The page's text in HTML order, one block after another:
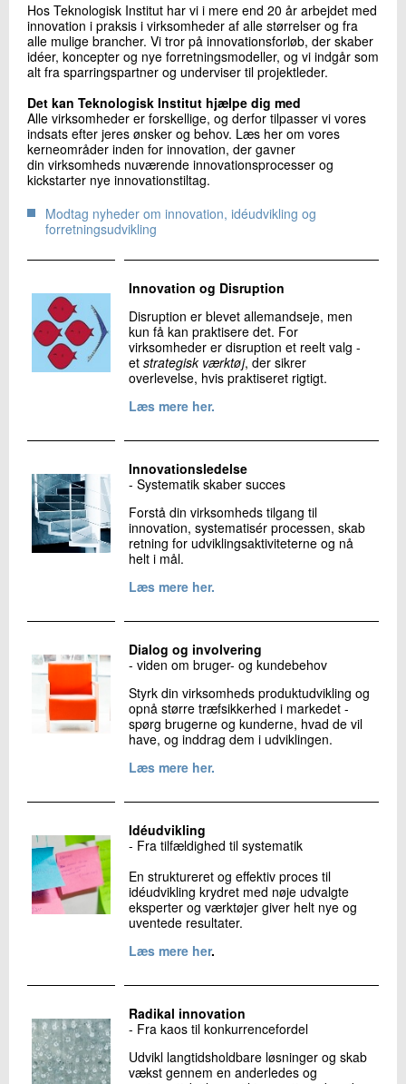
Send
Hos Teknologisk Institut har vi i mere end 20 år arbejdet med
innovation i praksis i virksomheder af alle størrelser og fra
alle mulige brancher. Vi tror på innovationsforløb, der skaber
idéer, koncepter og nye forretningsmodeller, og vi indgår som
alt fra sparringspartner og underviser til projektleder.
Det kan Teknologisk Institut hjælpe dig med
Alle virksomheder er forskellige, og derfor tilpasser vi vores
indsats efter jeres ønsker og behov. Læs her om vores
kerneområder inden for innovation, der gavner
din virksomheds nuværende innovationsprocesser og
kickstarter nye innovationstiltag.
Modtag nyheder om innovation, idéudvikling og
forretningsudvikling
Innovation og Disruption
Disruption er blevet allemandseje, men
kun få kan praktisere det. For
virksomheder er disruption et reelt valg -
et strategisk værktøj, der sikrer
overlevelse, hvis praktiseret rigtigt.
Læs mere her.
Innovationsledelse
- Systematik skaber succes
Forstå din virksomheds tilgang til
innovation, systematisér processen, skab
retning for udviklingsaktiviteterne og nå
helt i mål.
Læs mere her.
Dialog og involvering
- viden om bruger- og kundebehov
Styrk din virksomheds produktudvikling og
opnå større træfsikkerhed i markedet -
spørg brugerne og kunderne, hvad de vil
have, og inddrag dem i udviklingen.
Læs mere her.
Idéudvikling
- Fra tilfældighed til systematik
En struktureret og effektiv proces til
idéudvikling krydret med nøje udvalgte
eksperter og værktøjer giver helt nye og
uventede resultater.
Læs mere her.
Radikal innovation
- Fra kaos til konkurrencefordel
Udvikl langtidsholdbare løsninger og skab
vækst gennem en anderledes og